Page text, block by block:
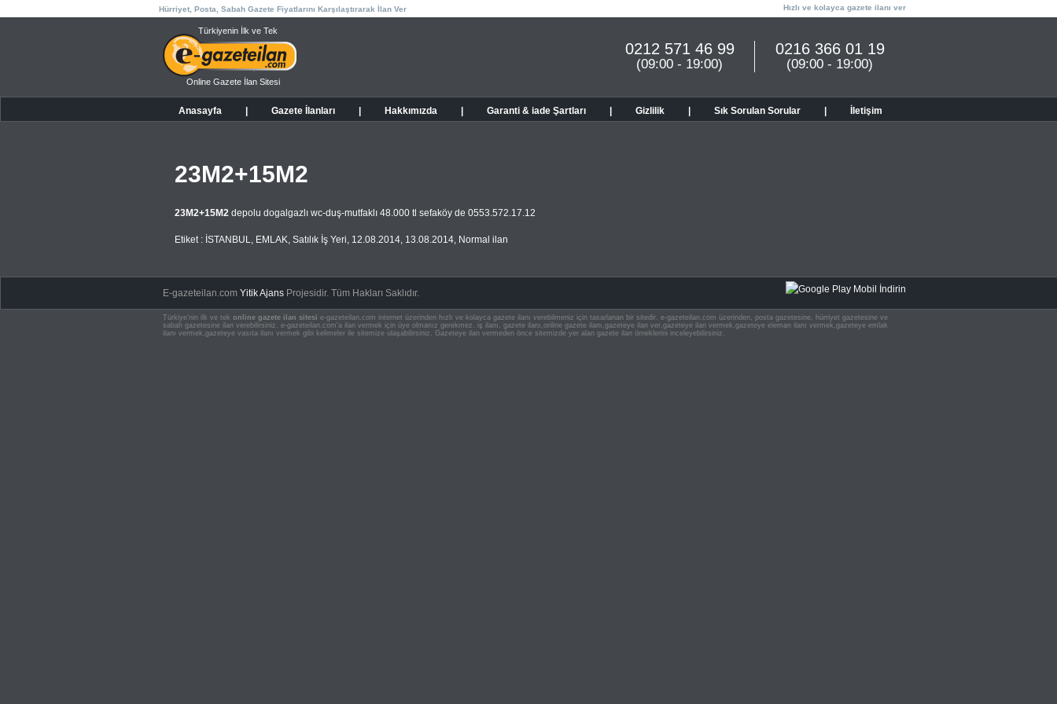
Hürriyet, Posta, Sabah Gazete Fiyatlarını Karşılaştırarak İlan Ver Hızlı ve kolayca gazete ilanı ver
Türkiyenin İlk ve Tek
Online Gazete İlan Sitesi
0216 366 01 19
(09:00 - 19:00)
0212 571 46 99
(09:00 - 19:00)
Anasayfa Gazete İlanları Hakkımızda Garanti & iade Şartları Gizlilik Sık Sorulan Sorular İletişim
23M2+15M2
23M2+15M2 depolu dogalgazlı wc-duş-mutfaklı 48.000 tl sefaköy de 0553.572.17.12
Etiket : İSTANBUL, EMLAK, Satılık İş Yeri, 12.08.2014, 13.08.2014, Normal ilan
E-gazeteilan.comYitik Ajans Projesidir.Tüm Hakları Saklıdır.
Türkiye'nin ilk ve tek online gazete ilan sitesi e-gazeteilan.com internet üzerinden hızlı ve kolayca gazete ilanı verebilmeniz için tasarlanan bir sitedir. e-gazeteilan.com üzerinden, posta gazetesine, hürriyet gazetesine ve
sabah gazetesine ilan verebilirsiniz. e-gazeteilan.com'a ilan vermek için üye olmanız gerekmez. iş ilanı, gazete ilanı,online gazete ilanı,gazeteye ilan ver,gazeteye ilan vermek,gazeteye eleman ilanı vermek,gazeteye emlak
ilanı vermek,gazeteye vasıta ilanı vermek gibi kelimeler ile sitemize ulaşabilirsiniz. Gazeteye ilan vermeden önce sitemizde yer alan gazete ilan örneklerini inceleyebilirsiniz.